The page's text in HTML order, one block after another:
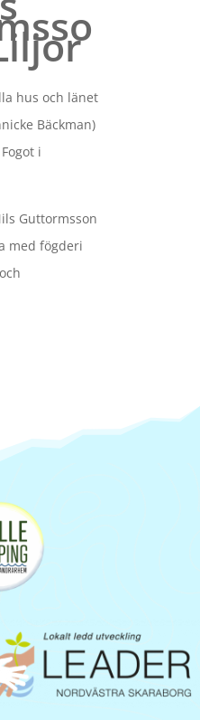
hus och länet
Bäckman)
i
Guttormsson
med fögderi